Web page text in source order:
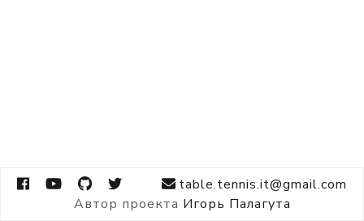
table.tennis.it@gmail.com
Автор проекта Игорь Палагута